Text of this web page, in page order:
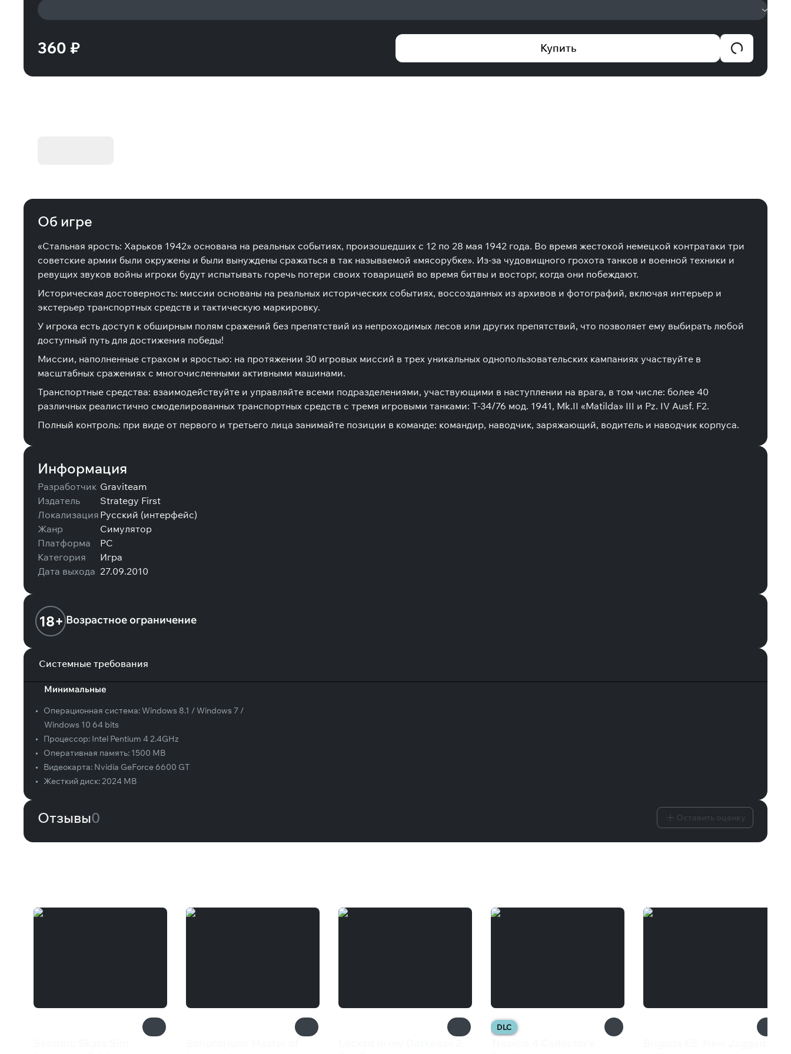
360 ₽ Купить
Об игре
«Стальная ярость: Харьков 1942» основана на реальных событиях, произошедших с 12 по 28 мая 1942 года. Во время жестокой немецкой контратаки три
советские армии были окружены и были вынуждены сражаться в так называемой «мясорубке». Из-за чудовищного грохота танков и военной техники и
ревущих звуков войны игроки будут испытывать горечь потери своих товарищей во время битвы и восторг, когда они побеждают.
Историческая достоверность: миссии основаны на реальных исторических событиях, воссозданных из архивов и фотографий, включая интерьер и
экстерьер транспортных средств и тактическую маркировку.
У игрока есть доступ к обширным полям сражений без препятствий из непроходимых лесов или других препятствий, что позволяет ему выбирать любой
доступный путь для достижения победы!
Миссии, наполненные страхом и яростью: на протяжении 30 игровых миссий в трех уникальных однопользовательских кампаниях участвуйте в
масштабных сражениях с многочисленными активными машинами.
Транспортные средства: взаимодействуйте и управляйте всеми подразделениями, участвующими в наступлении на врага, в том числе: более 40
различных реалистично смоделированных транспортных средств с тремя игровыми танками: Т-34/76 мод. 1941, Mk.II «Matilda» III и Pz. IV Ausf. F2.
Полный контроль: при виде от первого и третьего лица занимайте позиции в команде: командир, наводчик, заряжающий, водитель и наводчик корпуса.
Информация
Разработчик Graviteam
Издатель
Strategy First
Локализация Русский (интерфейс)
Жанр
Симулятор
Платформа
PC
Категория
Игра
Дата выхода 27.09.2010
18+ Возрастное ограничение
Системные требования
Минимальные
• Операционная система:Windows 8.1 / Windows 7 /
Windows 10 64 bits
•
Процессор: Intel Pentium 4 2.4GHz
•
Оперативная память: 1500 MB
•
Видеокарта: Nvidia GeForce 6600 GT
•
Жесткий диск:2024 MB
Отзывы0
DLC